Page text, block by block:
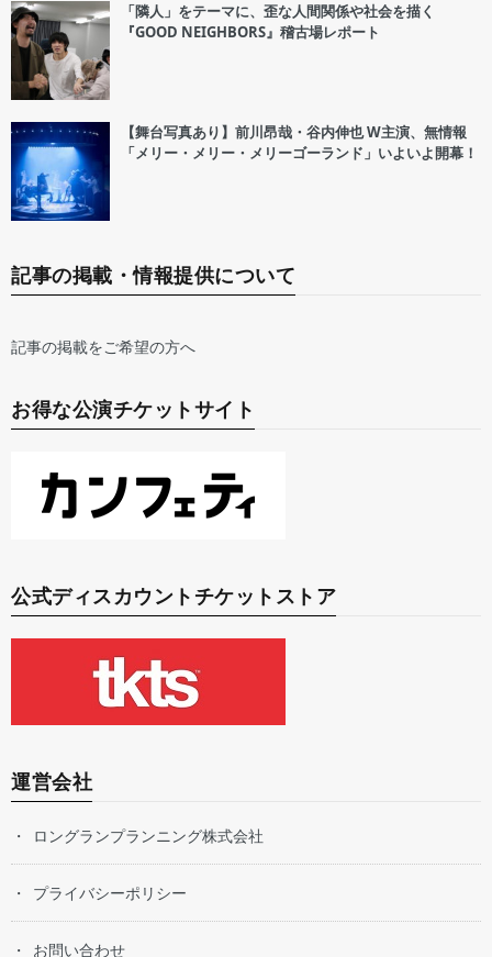
「隣人」をテーマに、歪な人間関係や社会を描く
『GOOD NEIGHBORS』稽古場レポート
【舞台写真あり】前川昂哉・谷内伸也 W主演、無情報
「メリー・メリー・メリーゴーランド」いよいよ開幕！
記事の掲載・情報提供について
記事の掲載をご希望の方へ
お得な公演チケットサイト
公式ディスカウントチケットストア
運営会社
ロングランプランニング株式会社
プライバシーポリシー
お問い合わせ